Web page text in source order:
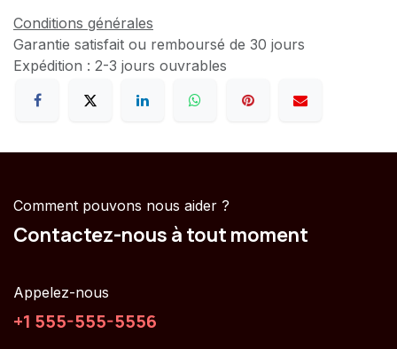
Conditions générales
Garantie satisfait ou remboursé de 30 jours
Expédition : 2-3 jours ouvrables
Comment pouvons nous aider ?
Contactez-nous à tout moment
Appelez-nous
+1 555-555-5556